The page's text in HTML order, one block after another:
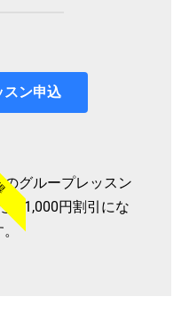
スン申込
グループレッスン
り1,000円割引にな
。